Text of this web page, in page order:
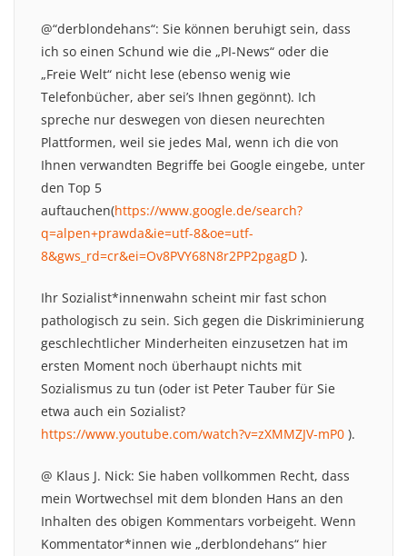
@“derblondehans“: Sie können beruhigt sein, dass
ich so einen Schund wie die „PI-News“ oder die
„Freie Welt“ nicht lese (ebenso wenig wie
Telefonbücher, aber sei’s Ihnen gegönnt). Ich
spreche nur deswegen von diesen neurechten
Plattformen, weil sie jedes Mal, wenn ich die von
Ihnen verwandten Begriffe bei Google eingebe, unter
den Top 5
auftauchen(https://www.google.de/search?
q=alpen+prawda&ie=utf-8&oe=utf-
8&gws_rd=cr&ei=Ov8PVY68N8r2PP2pgagD ).
Ihr Sozialist*innenwahn scheint mir fast schon
pathologisch zu sein. Sich gegen die Diskriminierung
geschlechtlicher Minderheiten einzusetzen hat im
ersten Moment noch überhaupt nichts mit
Sozialismus zu tun (oder ist Peter Tauber für Sie
etwa auch ein Sozialist?
https://www.youtube.com/watch?v=zXMMZJV-mP0 ).
@ Klaus J. Nick: Sie haben vollkommen Recht, dass
mein Wortwechsel mit dem blonden Hans an den
Inhalten des obigen Kommentars vorbeigeht. Wenn
Kommentator*innen wie „derblondehans“ hier